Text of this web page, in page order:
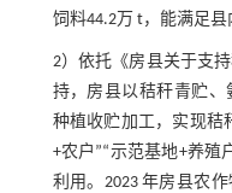
饲料44.2万 t，能满足县
2）依托《房县关于支
持，房县以秸秆青贮
种植收贮加工，实现秸
+农户”“示范基地+养殖
利用。2023 年房县农